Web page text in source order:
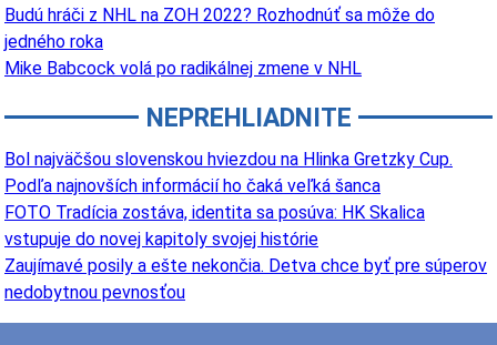
Budú hráči z NHL na ZOH 2022? Rozhodnúť sa môže do
jedného roka
Mike Babcock volá po radikálnej zmene v NHL
NEPREHLIADNITE
Bol najväčšou slovenskou hviezdou na Hlinka Gretzky Cup.
Podľa najnovších informácií ho čaká veľká šanca
FOTO Tradícia zostáva, identita sa posúva: HK Skalica
vstupuje do novej kapitoly svojej histórie
Zaujímavé posily a ešte nekončia. Detva chce byť pre súperov
nedobytnou pevnosťou